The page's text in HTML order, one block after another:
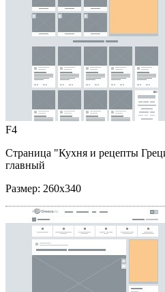
F4
Страница "Кухня и рецепты
главный
Размер: 260x340